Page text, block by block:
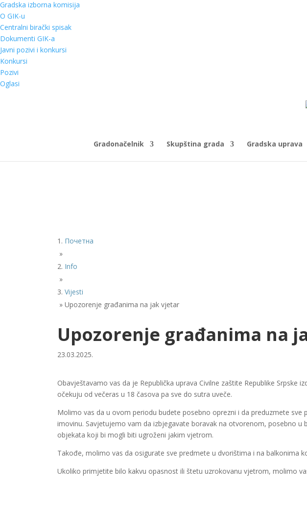
Gradska izborna komisija
O GIK-u
Centralni birački spisak
Dokumenti GIK-a
Javni pozivi i konkursi
Konkursi
Pozivi
Oglasi
Gradonačelnik Skupština grada Gradska uprava
Почетна
»
Info
»
Vijesti
»Upozorenje građanima na jak vjetar
Upozorenje građanima na
23.03.2025.
Obavještavamo vas da je Republička uprava Civilne zaštite Republike Srpske
očekuju od večeras u 18 časova pa sve do sutra uveče.
Molimo vas da u ovom periodu budete posebno oprezni i da preduzmete
imovinu. Savjetujemo vam da izbjegavate boravak na otvorenom, posebno u
objekata koji bi mogli biti ugroženi jakim vjetrom.
Takođe, molimo vas da osigurate sve predmete u dvorištima i na balkonima
Ukoliko primjetite bilo kakvu opasnost ili štetu uzrokovanu vjetrom, molimo